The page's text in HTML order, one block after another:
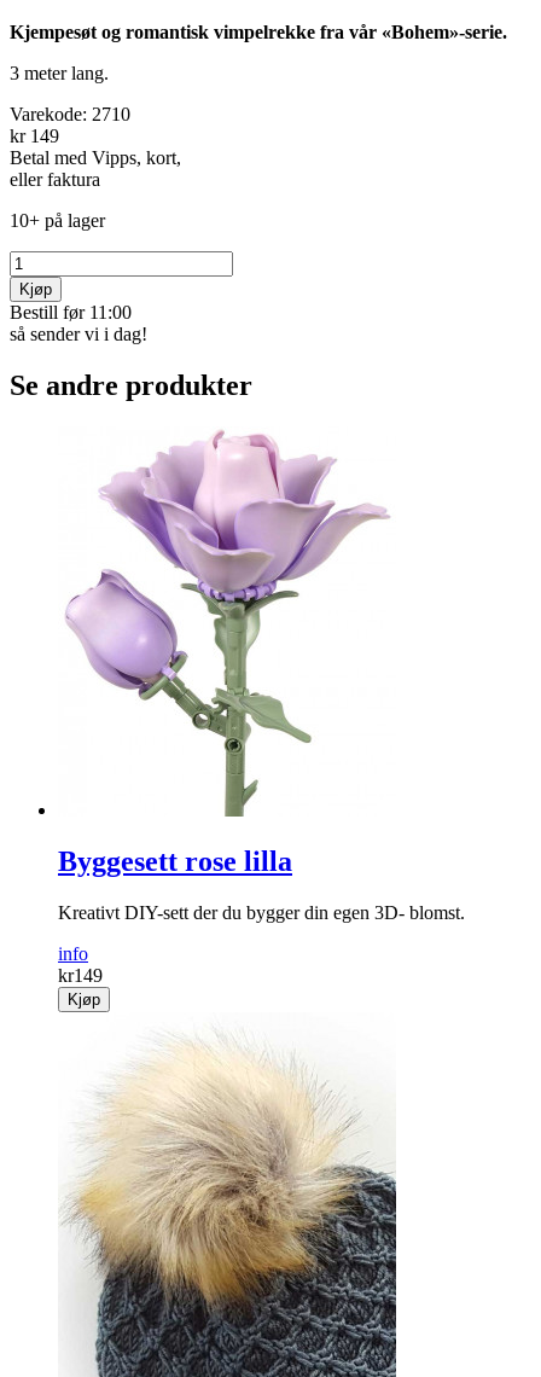
Kjempesøt og romantisk vimpelrekke fra vår «Bohem»-serie.
3 meter lang.
Varekode: 2710
kr 149
Betal med Vipps, kort,
eller faktura
10+ på lager
Kjøp
Bestill før 11:00
så sender vi i dag!
Se andre produkter
Byggesett rose lilla
Kreativt DIY-sett der du bygger din egen 3D- blomst.
info
kr149
Kjøp